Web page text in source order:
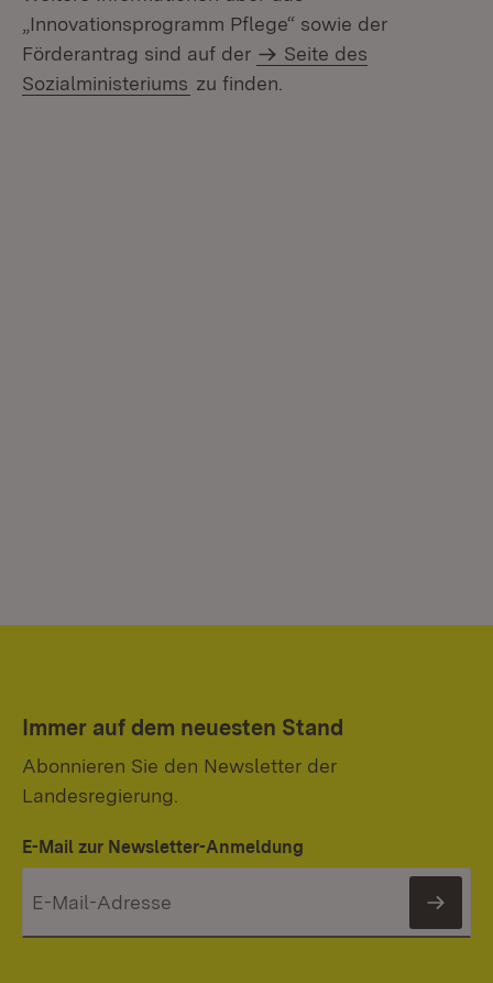
„Innovationsprogramm Pflege“ sowie der
Förderantrag sind auf der
Seite des
Sozialministeriums zu finden.
Immer auf dem neuesten Stand
Abonnieren Sie den Newsletter der
Landesregierung.
E-Mail zur Newsletter-Anmeldung